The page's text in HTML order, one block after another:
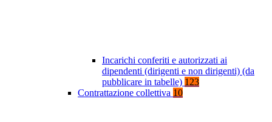
Incarichi conferiti e autorizzati ai
dipendenti (dirigenti e non dirigenti) (da
pubblicare in tabelle) 123
Contrattazione collettiva 10